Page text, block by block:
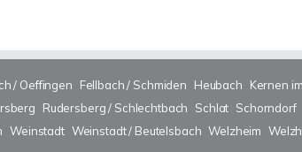
/ Oeffingen Fellbach / Schmiden Heubach Kernen
Rudersberg / Schlechtbach Schlat Schorndorf
Weinstadt Weinstadt / Beutelsbach Welzheim